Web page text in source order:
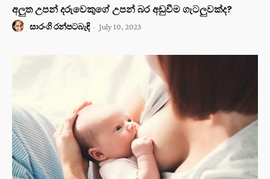
අලුත උපන් දරුවෙකුගේ උපන් බර අඩුවීම ගැටලුවක්ද?
සාරංගි රන්පටබැඳි - July 10, 2023